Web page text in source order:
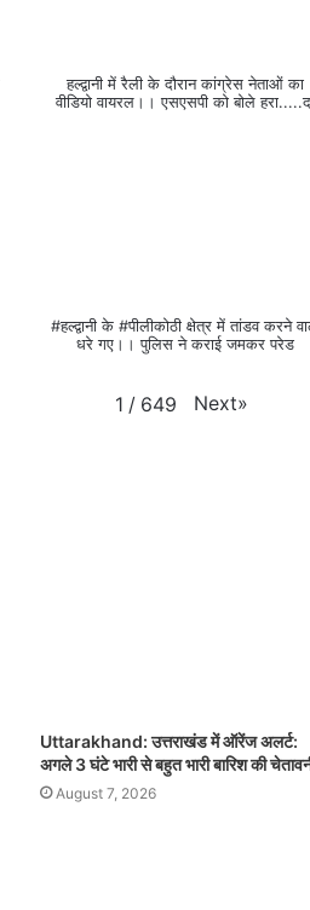
हल्द्वानी में रैली के दौरान कांग्रेस नेताओं का
वीडियो वायरल।। एसएसपी को बोले
#हल्द्वानी के #पीलीकोठी क्षेत्र में तांडव करने
धरे गए।। पुलिस ने कराई जमकर परेड
1 / 649 Next»
Uttarakhand: उत्तराखंड में ऑरेंज अलर्ट:
अगले 3 घंटे भारी से बहुत भारी बारिश की
August 7, 2026